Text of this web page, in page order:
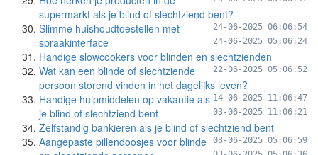
supermarkt als je blind of slechtziend bent?
24-06-2025 06:06:54
Slimme huishoudtoestellen met
spraakinterface
24-06-2025 05:06:24
Handige slowcookers voor blinden en slechtzienden
22-06-2025 05:06:52
Wat kan een blinde of slechtziende
persoon storend vinden in het dagelijks leven?
14-06-2025 11:06:47
Handige hulpmiddelen op vakantie als
je blind of slechtziend bent
03-06-2025 11:06:21
Zelfstandig bankieren als je blind of slechtziend bent
03-06-2025 05:06:59
Aangepaste pillendoosjes voor blinde